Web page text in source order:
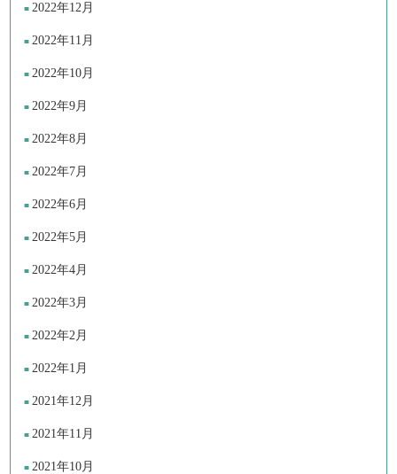
2022年12月
2022年11月
2022年10月
2022年9月
2022年8月
2022年7月
2022年6月
2022年5月
2022年4月
2022年3月
2022年2月
2022年1月
2021年12月
2021年11月
2021年10月